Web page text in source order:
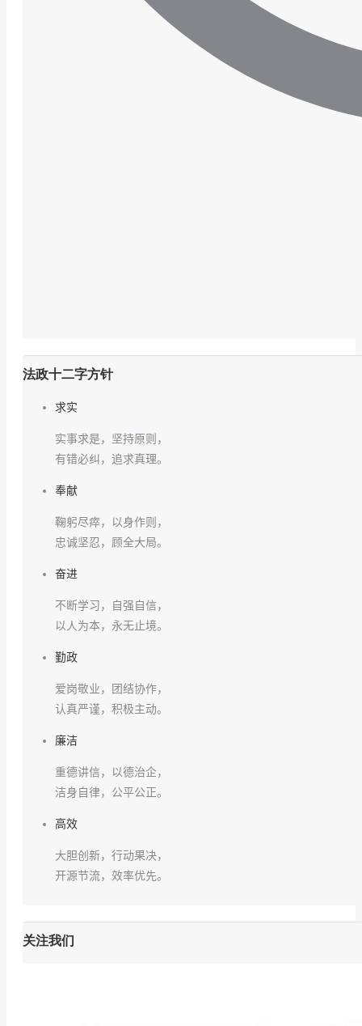
法政十二字方针
求实
实事求是，坚持原则，
有错必纠，追求真理。
奉献
鞠躬尽瘁，以身作则，
忠诚坚忍，顾全大局。
奋进
不断学习，自强自信，
以人为本，永无止境。
勤政
爱岗敬业，团结协作，
认真严谨，积极主动。
廉洁
重德讲信，以德治企，
洁身自律，公平公正。
高效
大胆创新，行动果决，
开源节流，效率优先。
关注我们